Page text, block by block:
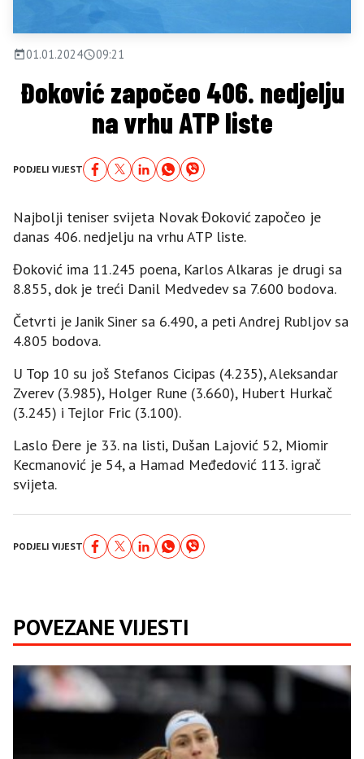
01.01.2024 09:21
Đoković započeo 406. nedjelju
na vrhu ATP liste
PODJELI VIJEST
Najbolji teniser svijeta Novak Đoković započeo je
danas 406. nedjelju na vrhu ATP liste.
Đoković ima 11.245 poena, Karlos Alkaras je drugi sa
8.855, dok je treći Danil Medvedev sa 7.600 bodova.
Četvrti je Јanik Siner sa 6.490, a peti Andrej Rubljov sa
4.805 bodova.
U Top 10 su još Stefanos Cicipas (4.235), Aleksandar
Zverev (3.985), Holger Rune (3.660), Hubert Hurkač
(3.245) i Tejlor Fric (3.100).
Laslo Đere je 33. na listi, Dušan Lajović 52, Miomir
Kecmanović je 54, a Hamad Međedović 113. igrač
svijeta.
PODJELI VIJEST
POVEZANE VIJESTI